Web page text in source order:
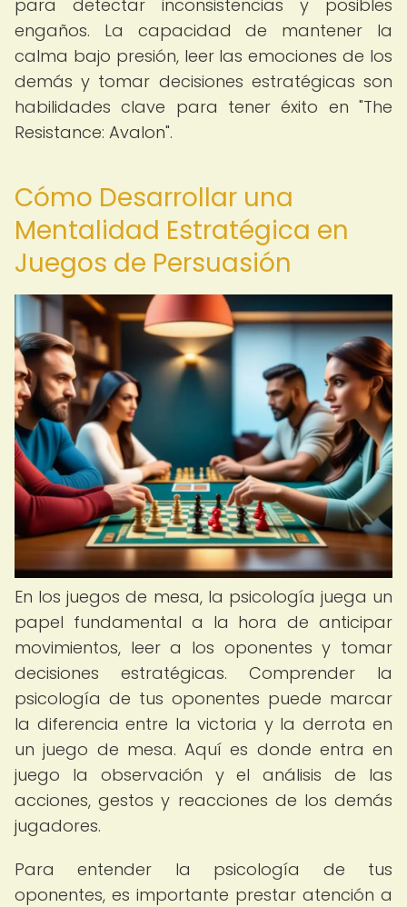
para detectar inconsistencias y posibles
engaños. La capacidad de mantener la
calma bajo presión, leer las emociones de los
demás y tomar decisiones estratégicas son
habilidades clave para tener éxito en "The
Resistance: Avalon".
Cómo Desarrollar una
Mentalidad Estratégica en
Juegos de Persuasión
En los juegos de mesa, la psicología juega un
papel fundamental a la hora de anticipar
movimientos, leer a los oponentes y tomar
decisiones estratégicas. Comprender la
psicología de tus oponentes puede marcar
la diferencia entre la victoria y la derrota en
un juego de mesa. Aquí es donde entra en
juego la observación y el análisis de las
acciones, gestos y reacciones de los demás
jugadores.
Para entender la psicología de tus
oponentes, es importante prestar atención a